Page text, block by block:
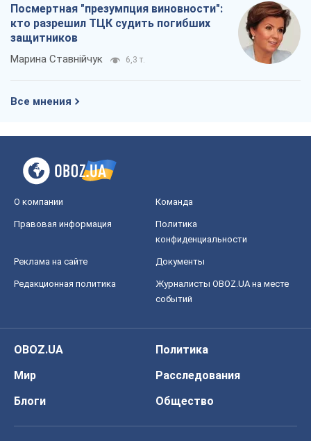
Посмертная "презумпция виновности":
кто разрешил ТЦК судить погибших
защитников
Марина Ставнійчук 6,3 т.
Все мнения
О компании Команда
Правовая информация
Политика
конфиденциальности
Реклама на сайте Документы
Редакционная политика
Журналисты OBOZ.UA на месте
событий
OBOZ.UA
Политика
Мир
Расследования
Блоги
Общество